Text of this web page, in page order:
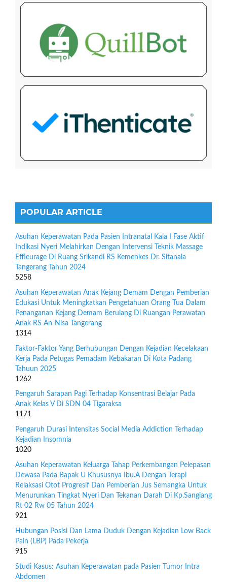
POPULAR ARTICLE
Asuhan Keperawatan Pada Pasien Intranatal Kala I Fase Aktif
Indikasi Nyeri Melahirkan Dengan Intervensi Teknik Massage
Effleurage Di Ruang Srikandi RS Kemenkes Dr. Sitanala
Tangerang Tahun 2024
5258
Asuhan Keperawatan Anak Kejang Demam Dengan Pemberian
Edukasi Untuk Meningkatkan Pengetahuan Orang Tua Dalam
Penanganan Kejang Demam Berulang Di Ruangan Perawatan
Anak RS An-Nisa Tangerang
1314
Faktor-Faktor Yang Berhubungan Dengan Kejadian Kecelakaan
Kerja Pada Petugas Pemadam Kebakaran Di Kota Padang
Tahuun 2025
1262
Pengaruh Sarapan Pagi Terhadap Konsentrasi Belajar Pada
Anak Kelas V Di SDN 04 Tigaraksa
1171
Pengaruh Durasi Intensitas Social Media Addiction Terhadap
Kejadian Insomnia
1020
Asuhan Keperawatan Keluarga Tahap Perkembangan Pelepasan
Dewasa Pada Bapak U Khususnya Ibu.A Dengan Terapi
Relaksasi Otot Progresif Dan Pemberian Jus Semangka Untuk
Menurunkan Tingkat Nyeri Dan Tekanan Darah Di Kp.Sangiang
Rt 02 Rw 05 Tahun 2024
921
Hubungan Posisi Dan Lama Duduk Dengan Kejadian Low Back
Pain (LBP) Pada Pekerja
915
Studi Kasus: Asuhan Keperawatan pada Pasien Tumor Intra
Abdomen